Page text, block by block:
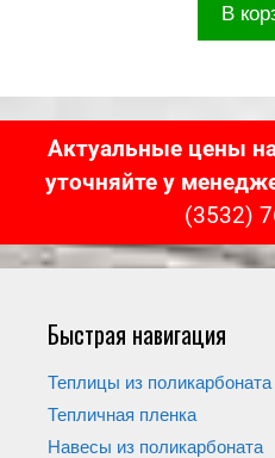
В
Актуальные цены
уточняйте у
(3532)
Быстрая навигация
Теплицы из поликарбоната
Тепличная пленка
Навесы из поликарбоната